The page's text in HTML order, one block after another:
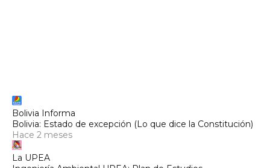
Bolivia Informa
Bolivia: Estado de excepción (Lo que dice la Constitución)
Hace 2 meses
La UPEA